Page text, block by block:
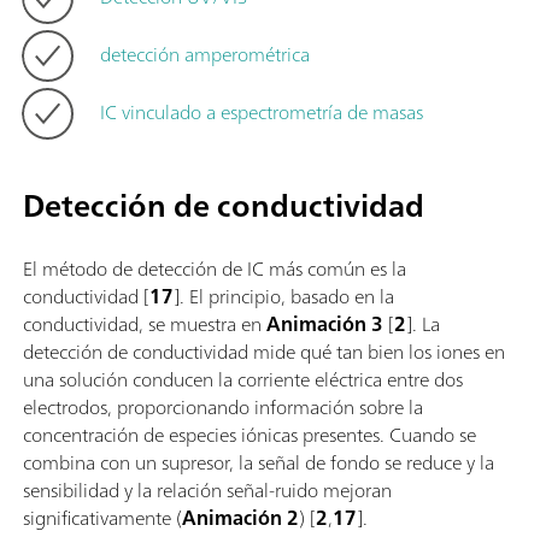
detección amperométrica
IC vinculado a espectrometría de masas
Detección de conductividad
El método de detección de IC más común es la
conductividad [17]. El principio, basado en la
conductividad, se muestra enAnimación 3 [2]. La
detección de conductividad mide qué tan bien los iones en
una solución conducen la corriente eléctrica entre dos
electrodos, proporcionando información sobre la
concentración de especies iónicas presentes. Cuando se
combina con un supresor, la señal de fondo se reduce y la
sensibilidad y la relación señal-ruido mejoran
significativamente (Animación 2) [2,17].